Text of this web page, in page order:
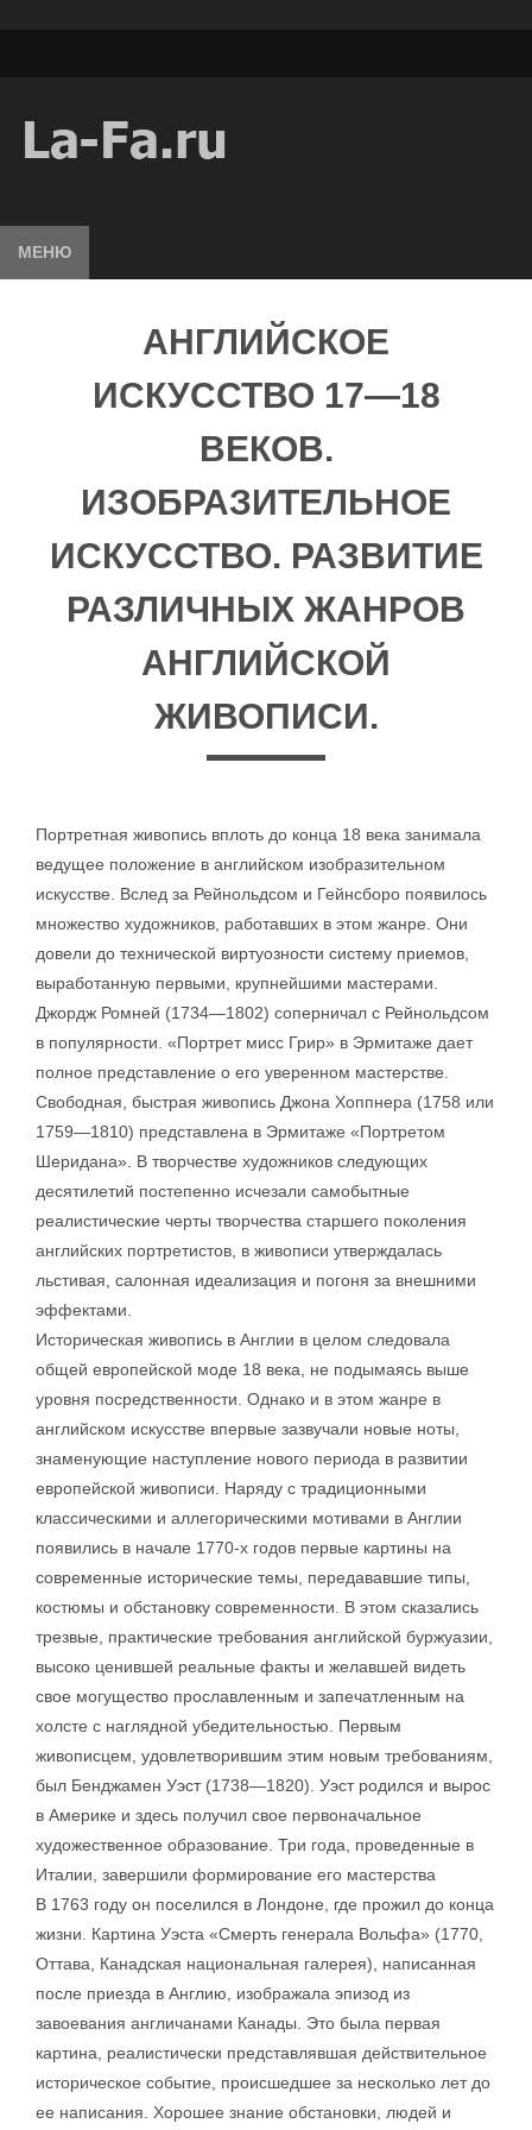
МЕНЮ
АНГЛИЙСКОЕ
ИСКУССТВО 17—18
ВЕКОВ.
ИЗОБРАЗИТЕЛЬНОЕ
ИСКУССТВО. РАЗВИТИЕ
РАЗЛИЧНЫХ ЖАНРОВ
АНГЛИЙСКОЙ
ЖИВОПИСИ.
Портретная живопись вплоть до конца 18 века занимала
ведущее положение в английском изобразительном
искусстве. Вслед за Рейнольдсом и Гейнсборо появилось
множество художников, работавших в этом жанре. Они
довели до технической виртуозности систему приемов,
выработанную первыми, крупнейшими мастерами.
Джордж Ромней (1734—1802) соперничал с Рейнольдсом
в популярности. «Портрет мисс Грир» в Эрмитаже дает
полное представление о его уверенном мастерстве.
Свободная, быстрая живопись Джона Хоппнера (1758 или
1759—1810) представлена в Эрмитаже «Портретом
Шеридана». В творчестве художников следующих
десятилетий постепенно исчезали самобытные
реалистические черты творчества старшего поколения
английских портретистов, в живописи утверждалась
льстивая, салонная идеализация и погоня за внешними
эффектами.
Историческая живопись в Англии в целом следовала
общей европейской моде 18 века, не подымаясь выше
уровня посредственности. Однако и в этом жанре в
английском искусстве впервые зазвучали новые ноты,
знаменующие наступление нового периода в развитии
европейской живописи. Наряду с традиционными
классическими и аллегорическими мотивами в Англии
появились в начале 1770-х годов первые картины на
современные исторические темы, передававшие типы,
костюмы и обстановку современности. В этом сказались
трезвые, практические требования английской буржуазии,
высоко ценившей реальные факты и желавшей видеть
свое могущество прославленным и запечатленным на
холсте с наглядной убедительностью. Первым
живописцем, удовлетворившим этим новым требованиям,
был Бенджамен Уэст (1738—1820). Уэст родился и вырос
в Америке и здесь получил свое первоначальное
художественное образование. Три года, проведенные в
Италии, завершили формирование его мастерства
В 1763 году он поселился в Лондоне, где прожил до конца
жизни. Картина Уэста «Смерть генерала Вольфа» (1770,
Оттава, Канадская национальная галерея), написанная
после приезда в Англию, изображала эпизод из
завоевания англичанами Канады. Это была первая
картина, реалистически представлявшая действительное
историческое событие, происшедшее за несколько лет до
ее написания. Хорошее знание обстановки, людей и